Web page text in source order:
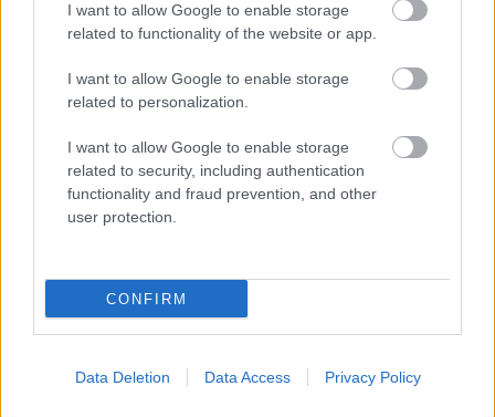
I want to allow Google to enable storage
related to functionality of the website or app.
I want to allow Google to enable storage
related to personalization.
I want to allow Google to enable storage
related to security, including authentication
functionality and fraud prevention, and other
user protection.
CONFIRM
Data Deletion Data Access Privacy Policy
Mohács a csata ötszázadik
évfordulójára
E-mail cím